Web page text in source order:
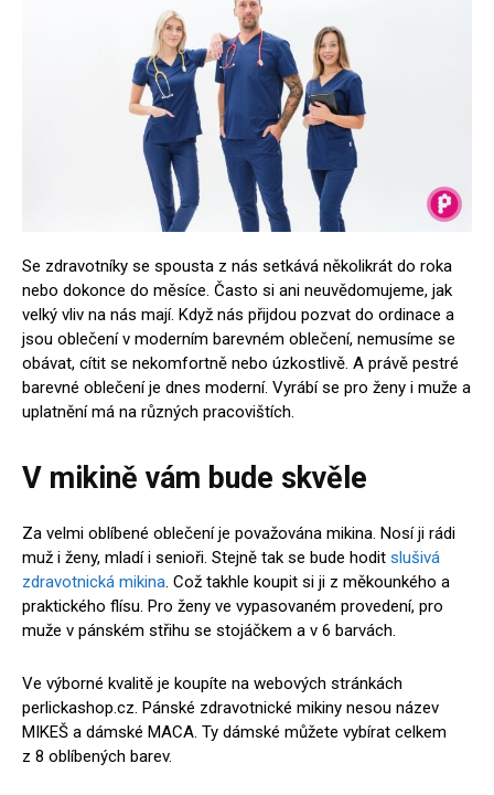
Se zdravotníky se spousta z nás setkává několikrát do roka
nebo dokonce do měsíce. Často si ani neuvědomujeme, jak
velký vliv na nás mají. Když nás přijdou pozvat do ordinace a
jsou oblečení v moderním barevném oblečení, nemusíme se
obávat, cítit se nekomfortně nebo úzkostlivě. A právě pestré
barevné oblečení je dnes moderní. Vyrábí se pro ženy i muže a
uplatnění má na různých pracovištích.
V mikině vám bude skvěle
Za velmi oblíbené oblečení je považována mikina. Nosí ji rádi
muž i ženy, mladí i senioři. Stejně tak se bude hodit slušivá
zdravotnická mikina. Což takhle koupit si ji z měkounkého a
praktického flísu. Pro ženy ve vypasovaném provedení, pro
muže v pánském střihu se stojáčkem a v 6 barvách.
Ve výborné kvalitě je koupíte na webových stránkách
perlickashop.cz. Pánské zdravotnické mikiny nesou název
MIKEŠ a dámské MACA. Ty dámské můžete vybírat celkem
z 8 oblíbených barev.